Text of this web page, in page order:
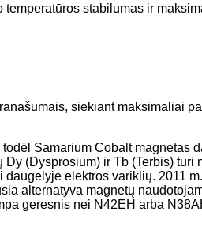
stabilumas ir
siekiant maksimaliai
Samarium Cobalt magnetas
(Dysprosium) ir Tb (Terbis) turi
elektros variklių. 2011
alternatyva magnetų
geresnis nei N42EH arba